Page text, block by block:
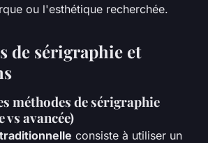
ou l'esthétique recherchée.
de sérigraphie et
méthodes de sérigraphie
avancée)
consiste à utiliser un